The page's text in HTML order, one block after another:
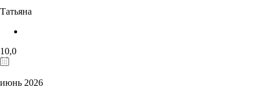
Татьяна
10,0
июнь 2026